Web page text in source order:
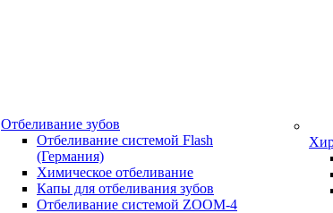
Отбеливание зубов
Отбеливание системой Flash
(Германия)
Химическое отбеливание
Капы для отбеливания зубов
Отбеливание системой ZOOM-4